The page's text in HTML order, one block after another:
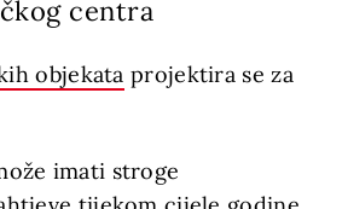
centra
objekata projektira se za
imati stroge